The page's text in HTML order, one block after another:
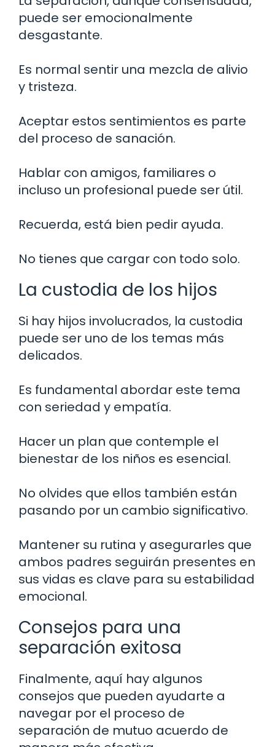
puede ser emocionalmente
desgastante.
Es normal sentir una mezcla de alivio
y tristeza.
Aceptar estos sentimientos es parte
del proceso de sanación.
Hablar con amigos, familiares o
incluso un profesional puede ser útil.
Recuerda, está bien pedir ayuda.
No tienes que cargar con todo solo.
La custodia de los hijos
Si hay hijos involucrados, la custodia
puede ser uno de los temas más
delicados.
Es fundamental abordar este tema
con seriedad y empatía.
Hacer un plan que contemple el
bienestar de los niños es esencial.
No olvides que ellos también están
pasando por un cambio significativo.
Mantener su rutina y asegurarles que
ambos padres seguirán presentes en
sus vidas es clave para su estabilidad
emocional.
Consejos para una
separación exitosa
Finalmente, aquí hay algunos
consejos que pueden ayudarte a
navegar por el proceso de
separación de mutuo acuerdo de